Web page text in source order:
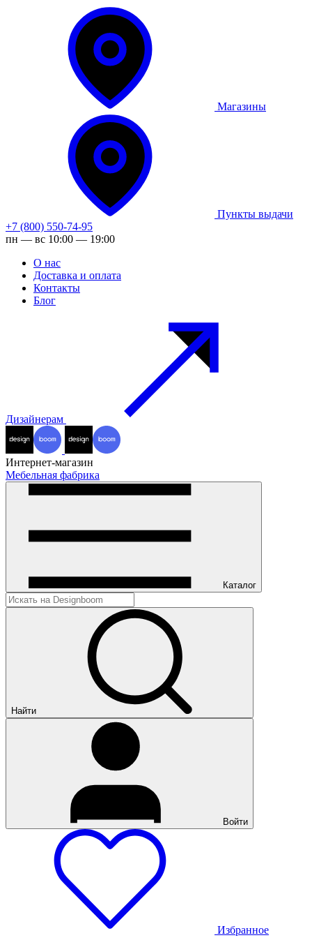
Магазины
Пункты выдачи
+7 (800) 550-74-95
пн — вс 10:00 — 19:00
О нас
Доставка и оплата
Контакты
Блог
Дизайнерам
Интернет-магазин
Мебельная фабрика
Каталог
Найти
Войти
Избранное